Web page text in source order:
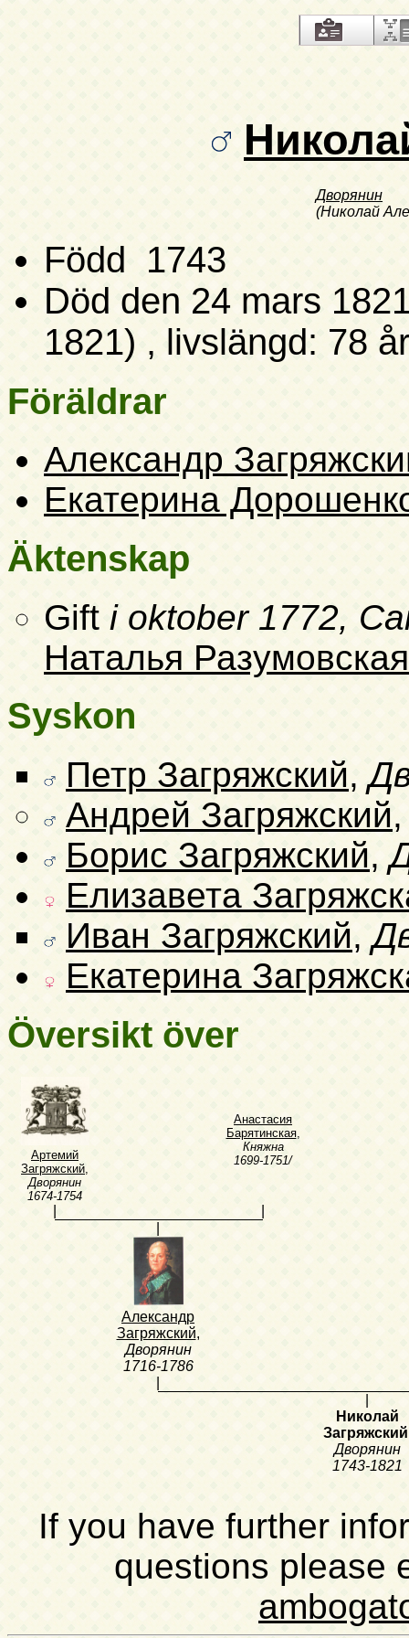
Дворянин
(Николай
Född 1743
Död den 24 mars
1821) , livslängd: 78 år
Föräldrar
Александр
Екатерина
Äktenskap
Gift i oktober 1772,
Наталья Разумовская
Syskon
Петр Загряжский,
Андрей Загряжский
Борис Загряжский,
Елизавета
Иван Загряжский,
Екатерина
Översikt över
Артемий
Загряжский
Дворянин
1674-1754
Анастасия
Барятинская,
Княжна
1699-1751/
Александр
Загряжский,
Дворянин
1716-1786
Николай
Загряжский
Дворянин
1743-1821
If you have further
questions please